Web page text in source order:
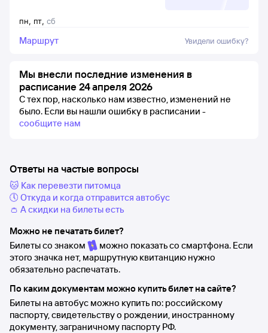
пн, пт, сб
Маршрут Увидели ошибку?
Мы внесли последние изменения в
расписание 24 апреля 2026
С тех пор, насколько нам известно, изменений не
было. Если вы нашли ошибку в расписании -
сообщите нам
Ответы на частые вопросы
🐱 Как перевезти питомца
🕔 Откуда и когда отправится автобус
👛 А скидки на билеты есть
Можно не печатать билет?
Билеты со знаком
можно показать со смартфона. Если
этого значка нет, маршрутную квитанцию нужно
обязательно распечатать.
По каким документам можно купить билет на сайте?
Билеты на автобус можно купить по: российскому
паспорту, свидетельству о рождении, иностранному
документу, заграничному паспорту РФ.